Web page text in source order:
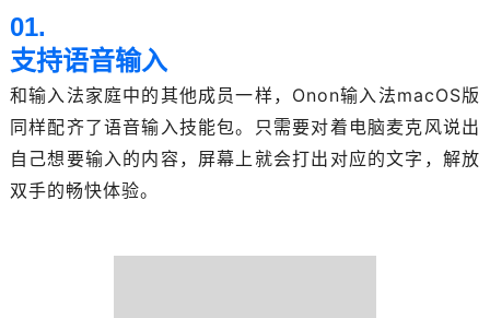
01.
支持语音输入
和输入法家庭中的其他成员一样，Onon输入法macOS版
同样配齐了语音输入技能包。只需要对着电脑麦克风说出
自己想要输入的内容，屏幕上就会打出对应的文字，解放
双手的畅快体验。